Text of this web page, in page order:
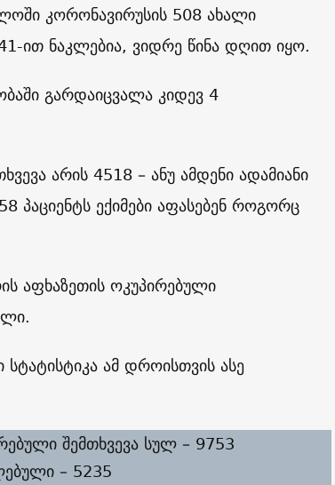
კორონავირუსის 508 ახალი
ით ნაკლებია, ვიდრე წინა დღით იყო.
გარდაიცვალა კიდევ 4
არის 4518 – ანუ ამდენი ადამიანი
პაციენტს ექიმები აფასებენ როგორც
აფხაზეთის ოკუპირებული
ამ დროისთვის ასე
შემთხვევა სულ – 9753
– 5235